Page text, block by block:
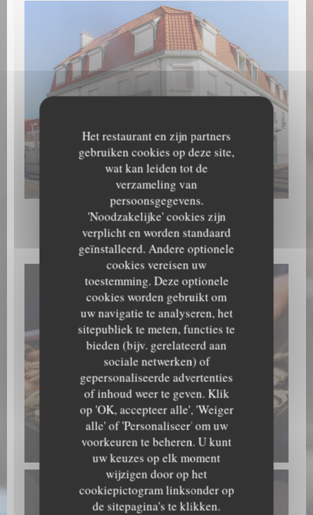
Het restaurant en zijn partners
gebruiken cookies op deze site,
wat kan leiden tot de
verzameling van
persoonsgegevens.
'Noodzakelijke' cookies zijn
verplicht en worden standaard
geïnstalleerd. Andere optionele
cookies vereisen uw
toestemming. Deze optionele
cookies worden gebruikt om
uw navigatie te analyseren, het
sitepubliek te meten, functies te
bieden (bijv. gerelateerd aan
sociale netwerken) of
gepersonaliseerde advertenties
of inhoud weer te geven. Klik
op 'OK, accepteer alle', 'Weiger
alle' of 'Personaliseer' om uw
voorkeuren te beheren. U kunt
uw keuzes op elk moment
wijzigen door op het
cookiepictogram linksonder op
de sitepagina's te klikken.
Extérieur
Les plats
Fruits de mer